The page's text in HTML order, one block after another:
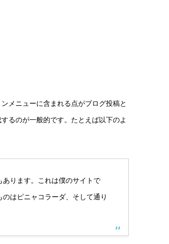
メニューに含まれる点がブログ投稿と
るのが一般的です。たとえば以下のよ
ります。これは僕のサイトで
はピニャコラーダ、そして通り